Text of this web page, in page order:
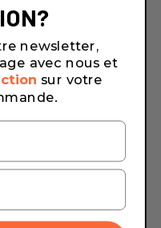
newsletter,
avec nous et
sur votre